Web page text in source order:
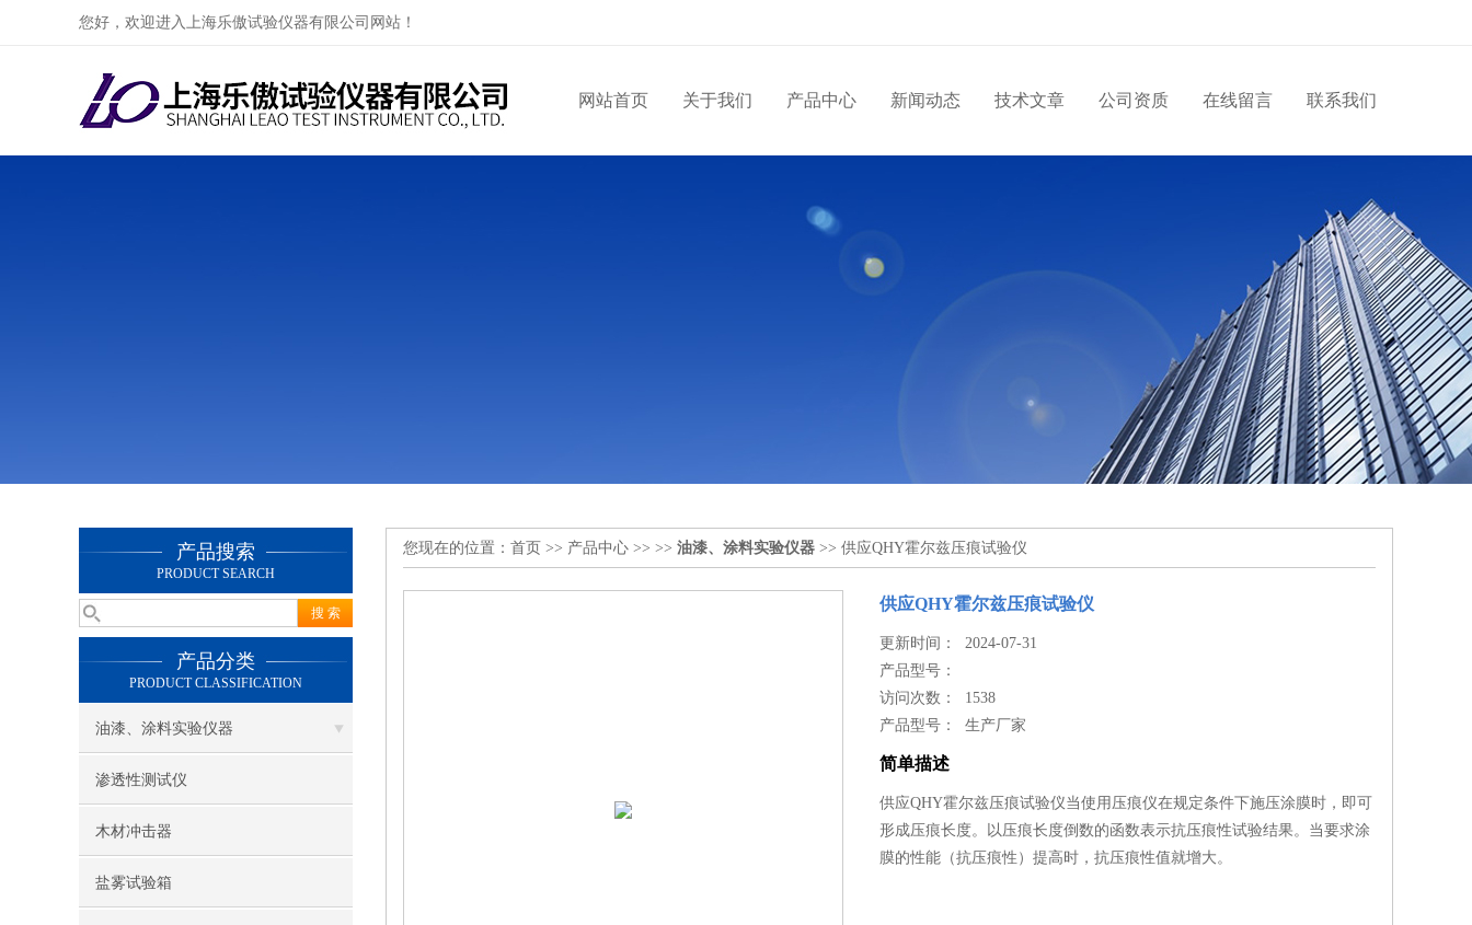
您好，欢迎进入上海乐傲试验仪器有限公司网站！
网站首页 关于我们 产品中心 新闻动态 技术文章 公司资质 在线留言 联系我们
产品搜索
PRODUCT SEARCH
产品分类
PRODUCT CLASSIFICATION
油漆、涂料实验仪器
渗透性测试仪
木材冲击器
盐雾试验箱
您现在的位置： 首页 >> 产品中心 >> >> 油漆、涂料实验仪器 >> 供应QHY霍尔兹压痕试验仪
供应QHY霍尔兹压痕试验仪
更新时间： 2024-07-31
产品型号：
访问次数： 1538
产品型号： 生产厂家
简单描述
供应QHY霍尔兹压痕试验仪当使用压痕仪在规定条件下施压涂膜时，即可
形成压痕长度。以压痕长度倒数的函数表示抗压痕性试验结果。当要求涂
膜的性能（抗压痕性）提高时，抗压痕性值就增大。